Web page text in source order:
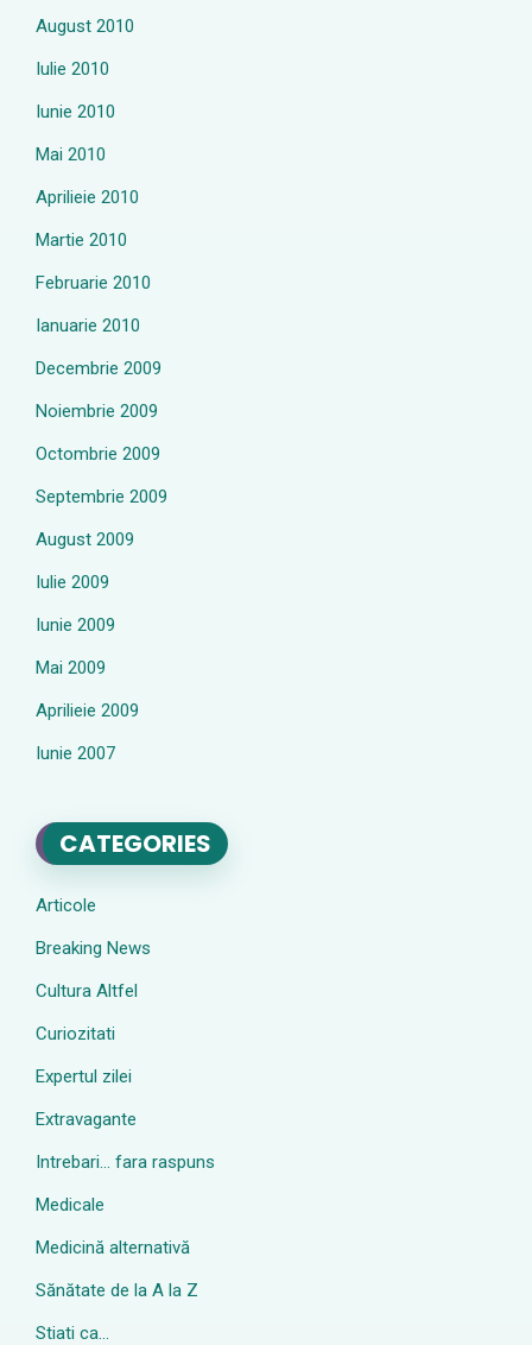
August 2010
Iulie 2010
Iunie 2010
Mai 2010
Aprilieie 2010
Martie 2010
Februarie 2010
Ianuarie 2010
Decembrie 2009
Noiembrie 2009
Octombrie 2009
Septembrie 2009
August 2009
Iulie 2009
Iunie 2009
Mai 2009
Aprilieie 2009
Iunie 2007
CATEGORIES
Articole
Breaking News
Cultura Altfel
Curiozitati
Expertul zilei
Extravagante
Intrebari… fara raspuns
Medicale
Medicină alternativă
Sănătate de la A la Z
Stiati ca…